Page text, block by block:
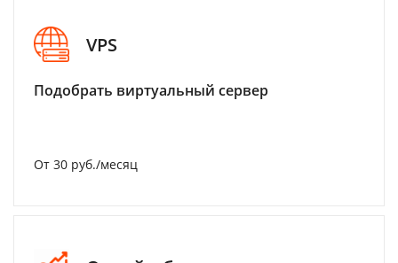
VPS
Подобрать виртуальный сервер
От 30 руб./месяц